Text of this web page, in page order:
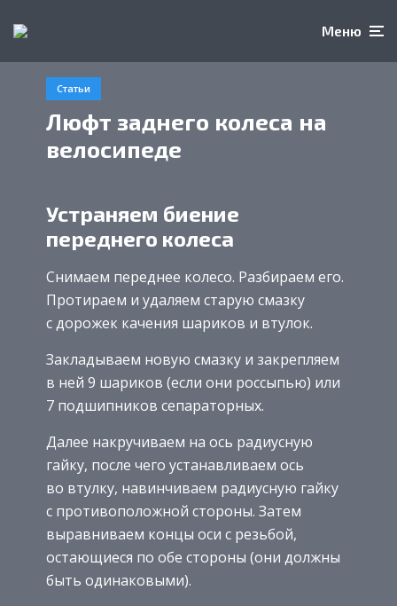
Меню
Статьи
Люфт заднего колеса на
велосипеде
Устраняем биение
переднего колеса
Снимаем переднее колесо. Разбираем его.
Протираем и удаляем старую смазку
с дорожек качения шариков и втулок.
Закладываем новую смазку и закрепляем
в ней 9 шариков (если они россыпью) или
7 подшипников сепараторных.
Далее накручиваем на ось радиусную
гайку, после чего устанавливаем ось
во втулку, навинчиваем радиусную гайку
с противоположной стороны. Затем
выравниваем концы оси с резьбой,
остающиеся по обе стороны (они должны
быть одинаковыми).